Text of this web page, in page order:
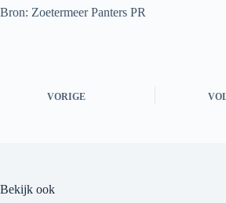
Bron: Zoetermeer Panters PR
VORIGE
Bekijk ook